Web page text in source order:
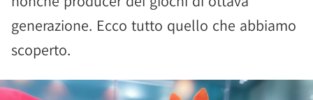
generazione. Ecco tutto quello che abbiamo
scoperto.